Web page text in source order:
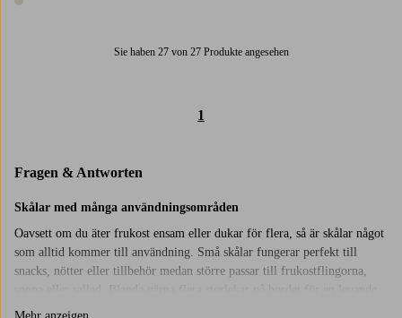
1 Farbe
Sie haben 27 von 27 Produkte angesehen
1
Fragen & Antworten
Skålar med många användningsområden
Oavsett om du äter frukost ensam eller dukar för flera, så är skålar något
som alltid kommer till användning. Små skålar fungerar perfekt till
snacks, nötter eller tillbehör medan större passar till frukostflingorna,
dukning. En liten soppskål vid varje tallrik ger dukningen det lilla extra,